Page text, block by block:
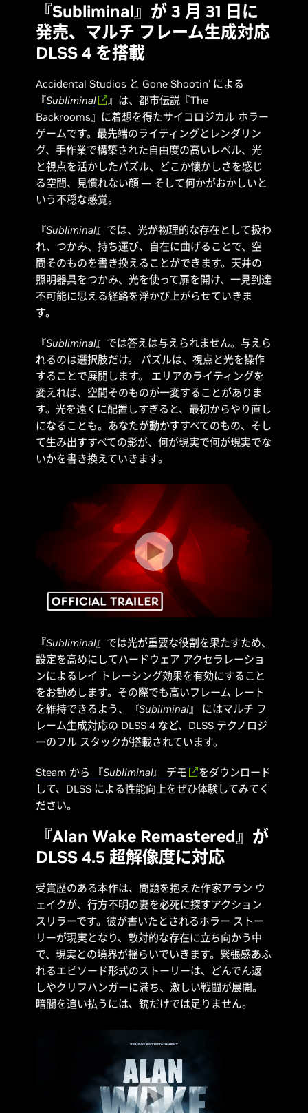
『Subliminal』が 3 月 31 日に
発売、マルチ フレーム生成対応
DLSS 4 を搭載
Accidental Studios と Gone Shootin’ による
『Subliminal
』は、都市伝説『The
Backrooms』に着想を得たサイコロジカル ホラー
ゲームです。最先端のライティングとレンダリン
グ、手作業で構築された自由度の高いレベル、光
と視点を活かしたパズル、どこか懐かしさを感じ
る空間、見慣れない顔 ― そして何かがおかしいと
いう不穏な感覚。
『Subliminal』では、光が物理的な存在として扱わ
れ、つかみ、持ち運び、自在に曲げることで、空
間そのものを書き換えることができます。天井の
照明器具をつかみ、光を使って扉を開け、一見到達
不可能に思える経路を浮かび上がらせていきま
す。
『Subliminal』では答えは与えられません。与えら
れるのは選択肢だけ。 パズルは、視点と光を操作
することで展開します。 エリアのライティングを
変えれば、空間そのものが一変することがありま
す。光を遠くに配置しすぎると、最初からやり直し
になることも。あなたが動かすすべてのもの、そし
て生み出すすべての影が、何が現実で何が現実でな
いかを書き換えていきます。
『Subliminal』では光が重要な役割を果たすため、
設定を高めにしてハードウェア アクセラレーショ
ンによるレイ トレーシング効果を有効にすること
をお勧めします。その際でも高いフレーム レート
を維持できるよう、『Subliminal』 にはマルチ フ
レーム生成対応の DLSS 4 など、DLSS テクノロジ
ーのフル スタックが搭載されています。
Steam から 『Subliminal』 デモ
をダウンロード
して、DLSS による性能向上をぜひ体験してみてく
ださい。
『Alan Wake Remastered』が
DLSS 4.5 超解像度に対応
受賞歴のある本作は、問題を抱えた作家アラン ウ
ェイクが、行方不明の妻を必死に探すアクション
スリラーです。彼が書いたとされるホラー ストー
リーが現実となり、敵対的な存在に立ち向かう中
で、現実との境界が揺らいでいきます。緊張感あふ
れるエピソード形式のストーリーは、どんでん返
しやクリフハンガーに満ち、激しい戦闘が展開。
暗闇を追い払うには、銃だけでは足りません。